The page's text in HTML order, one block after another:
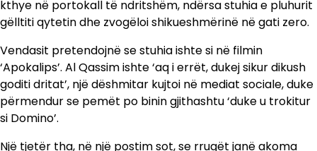
kthye në portokall të ndritshëm, ndërsa stuhia e pluhurit
gëlltiti qytetin dhe zvogëloi shikueshmërinë në gati zero.
Vendasit pretendojnë se stuhia ishte si në filmin
‘Apokalips’. Al Qassim ishte ‘aq i errët, dukej sikur dikush
goditi dritat’, një dëshmitar kujtoi në mediat sociale, duke
përmendur se pemët po binin gjithashtu ‘duke u trokitur
si Domino’.
Një tjetër tha, në një postim sot, se rrugët janë akoma